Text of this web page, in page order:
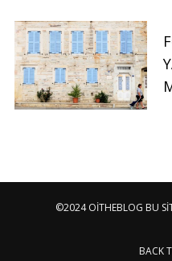
©2024 OITHEBLOG BU
BACK